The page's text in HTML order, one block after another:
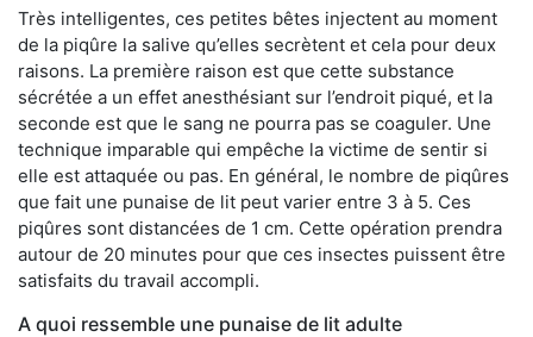
Très intelligentes, ces petites bêtes injectent au moment
de la piqûre la salive qu’elles secrètent et cela pour deux
raisons. La première raison est que cette substance
sécrétée a un effet anesthésiant sur l’endroit piqué, et la
seconde est que le sang ne pourra pas se coaguler. Une
technique imparable qui empêche la victime de sentir si
elle est attaquée ou pas. En général, le nombre de piqûres
que fait une punaise de lit peut varier entre 3 à 5. Ces
piqûres sont distancées de 1 cm. Cette opération prendra
autour de 20 minutes pour que ces insectes puissent être
satisfaits du travail accompli.
A quoi ressemble une punaise de lit adulte